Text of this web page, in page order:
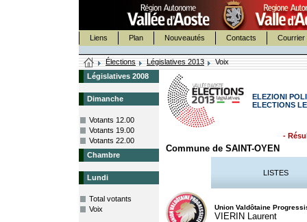
Liens Plan Nouveautés Contacts Courrier
Élections Législatives 2013
Voix
Législatives 2008
Dimanche
Votants 12.00
Votants 19.00
Votants 22.00
Chambre
Lundi
Total votants
Voix
ELEZIONI
ELECTIONS
-
Commune de SAINT-OYEN
LISTES
Union Valdôtaine
VIERIN Laurent